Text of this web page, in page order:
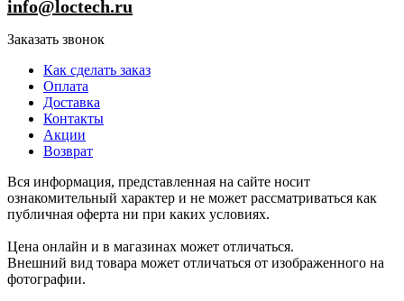
info@loctech.ru
Заказать звонок
Как сделать заказ
Оплата
Доставка
Контакты
Акции
Возврат
Вся информация, представленная на сайте носит
ознакомительный характер и не может рассматриваться как
публичная оферта ни при каких условиях.
Цена онлайн и в магазинах может отличаться.
Внешний вид товара может отличаться от изображенного на
фотографии.